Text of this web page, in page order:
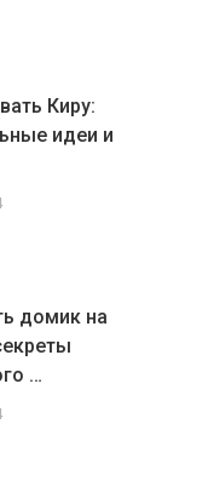
Киру:
идеи и
домик на
…